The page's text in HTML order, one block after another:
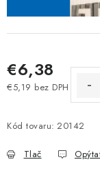
€6,38
€5,19 bez DPH
Jednotková cena:
Kód tovaru: 20142
Tlač